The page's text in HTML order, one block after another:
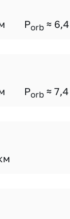
Porb ≈ 6,4
Porb ≈ 7,4